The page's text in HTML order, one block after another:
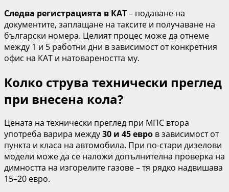
Следва регистрацията в КАТ– подаване на
документите, заплащане на таксите и получаване на
български номера. Целият процес може да отнеме
между 1 и 5 работни дни в зависимост от конкретния
офис на КАТ и натовареността му.
Колко струва технически преглед
при внесена кола?
Цената на технически преглед при МПС втора
употреба варира между30 и 45 евро в зависимост от
пункта и класа на автомобила. При по-стари дизелови
модели може да се наложи допълнителна проверка на
димността на изгорелите газове – тя рядко надвишава
15–20 евро.